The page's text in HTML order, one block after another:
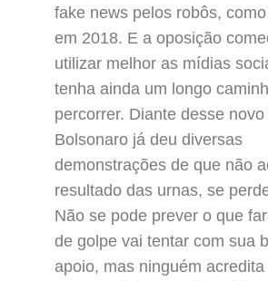
fake news pelos robôs,
em 2018. E a oposição
utilizar melhor as mídias
tenha ainda um longo
percorrer. Diante desse
Bolsonaro já deu diversas
demonstrações de que não
resultado das urnas, se
Não se pode prever o que
de golpe vai tentar com sua
apoio, mas ninguém